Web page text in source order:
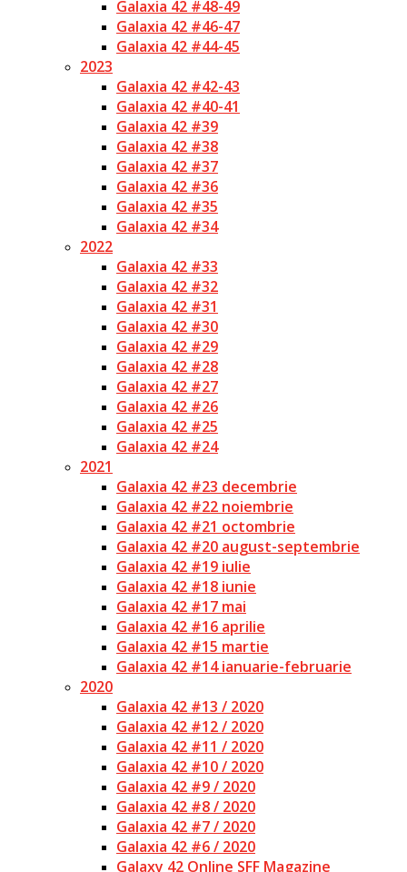
Galaxia 42 #48-49
Galaxia 42 #46-47
Galaxia 42 #44-45
2023
Galaxia 42 #42-43
Galaxia 42 #40-41
Galaxia 42 #39
Galaxia 42 #38
Galaxia 42 #37
Galaxia 42 #36
Galaxia 42 #35
Galaxia 42 #34
2022
Galaxia 42 #33
Galaxia 42 #32
Galaxia 42 #31
Galaxia 42 #30
Galaxia 42 #29
Galaxia 42 #28
Galaxia 42 #27
Galaxia 42 #26
Galaxia 42 #25
Galaxia 42 #24
2021
Galaxia 42 #23 decembrie
Galaxia 42 #22 noiembrie
Galaxia 42 #21 octombrie
Galaxia 42 #20 august-septembrie
Galaxia 42 #19 iulie
Galaxia 42 #18 iunie
Galaxia 42 #17 mai
Galaxia 42 #16 aprilie
Galaxia 42 #15 martie
Galaxia 42 #14 ianuarie-februarie
2020
Galaxia 42 #13 / 2020
Galaxia 42 #12 / 2020
Galaxia 42 #11 / 2020
Galaxia 42 #10 / 2020
Galaxia 42 #9 / 2020
Galaxia 42 #8 / 2020
Galaxia 42 #7 / 2020
Galaxia 42 #6 / 2020
Galaxy 42 Online SFF Magazine